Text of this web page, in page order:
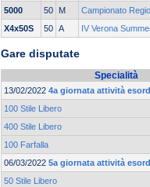
5000
50 M
Campionato
X4x50S
50 A IV Verona
Gare disputate
Specialità
13/02/2022 4a giornata attività
100 Stile Libero
400 Stile Libero
100 Farfalla
06/03/2022 5a giornata attività
50 Stile Libero